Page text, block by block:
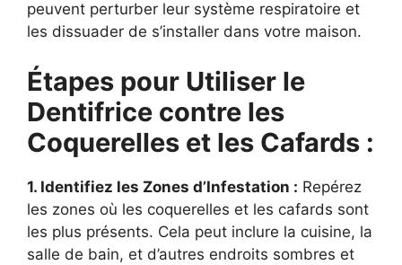
peuvent perturber leur système respiratoire et
les dissuader de s’installer dans votre maison.
Étapes pour Utiliser le
Dentifrice contre les
Coquerelles et les Cafards :
1. Identifiez les Zones d’Infestation : Repérez
les zones où les coquerelles et les cafards sont
les plus présents. Cela peut inclure la cuisine, la
salle de bain, et d’autres endroits sombres et